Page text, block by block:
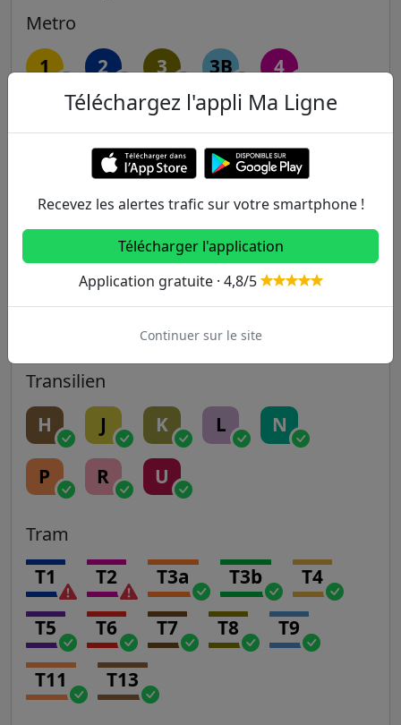
Metro
1 2 3 3B 4
6 7 7B 8
10 11 12 13
Transilien
H J K L N
P R U
Tram
T1 T2 T3a T3b T4
T5 T6 T7 T8 T9
T11 T13
Téléchargez l'appli Ma Ligne
Recevez les alertes trafic sur votre smartphone !
Télécharger l'application
Application gratuite · 4,8/5
Continuer sur le site